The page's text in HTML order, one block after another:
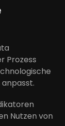
Prozess
Nutzen von